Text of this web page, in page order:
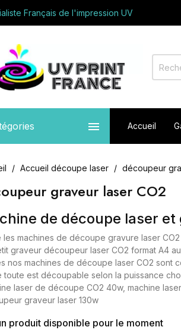
Français de l'impression UV
depuis 2017
sur UV PRINT FRANCE
Français de l'impression UV
vous depuis 2017
 Accueil
Accueil découpe laser découpeur
graveur laser CO2
de découpe laser et
les machines de découpe gravure laser
graveur découpeur laser CO2 format A4
nos machines de découpe laser CO2 sont
toute est découpable selon la puissance
laser de découpe CO2 40w, machine
graveur laser 130w
produit disponible pour le moment